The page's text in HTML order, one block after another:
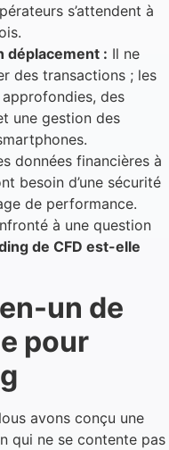
s’attendent à
déplacement : Il ne
des transactions ; les
des
une gestion des
données financières à
besoin d’une sécurité
de performance.
à une question
de CFD est-elle
un de
pour
avons conçu une
qui ne se contente pas